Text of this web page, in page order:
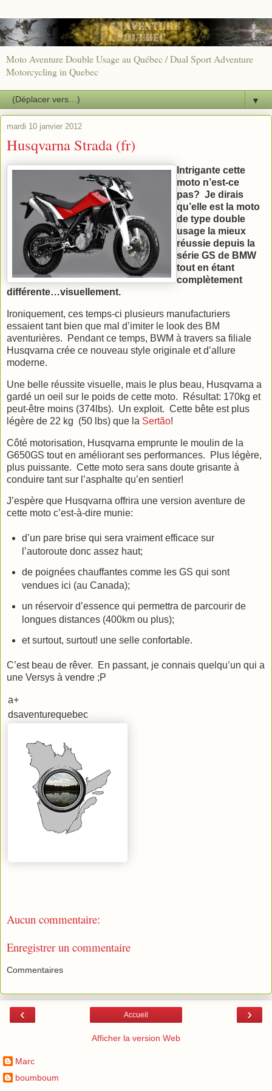
Moto Aventure Double Usage au Québec / Dual Sport Adventure
Motorcycling in Quebec
▼
mardi 10 janvier 2012
Husqvarna Strada (fr)
Intrigante cette
moto n’est-ce
pas? Je dirais
qu’elle est la moto
de type double
usage la mieux
réussie depuis la
série GS de BMW
tout en étant
complètement
différente…visuellement.
Ironiquement, ces temps-ci plusieurs manufacturiers
essaient tant bien que mal d’imiter le look des BM
aventurières. Pendant ce temps, BWM à travers sa filiale
Husqvarna crée ce nouveau style originale et d’allure
moderne.
Une belle réussite visuelle, mais le plus beau, Husqvarna a
gardé un oeil sur le poids de cette moto. Résultat: 170kg et
peut-être moins (374lbs). Un exploit. Cette bête est plus
légère de 22 kg (50 lbs) que la Sertão!
Côté motorisation, Husqvarna emprunte le moulin de la
G650GS tout en améliorant ses performances. Plus légère,
plus puissante. Cette moto sera sans doute grisante à
conduire tant sur l’asphalte qu’en sentier!
J’espère que Husqvarna offrira une version aventure de
cette moto c’est-à-dire munie:
d’un pare brise qui sera vraiment efficace sur
l’autoroute donc assez haut;
de poignées chauffantes comme les GS qui sont
vendues ici (au Canada);
un réservoir d’essence qui permettra de parcourir de
longues distances (400km ou plus);
et surtout, surtout! une selle confortable.
C’est beau de rêver. En passant, je connais quelqu’un qui a
une Versys à vendre ;P
a+
dsaventurequebec
Aucun commentaire:
Enregistrer un commentaire
Commentaires
‹ ›
Accueil
Afficher la version Web
Marc
boumboum